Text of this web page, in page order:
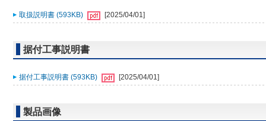
取扱説明書 (593KB) [2025/04/01]
据付工事説明書
据付工事説明書 (593KB) [2025/04/01]
製品画像